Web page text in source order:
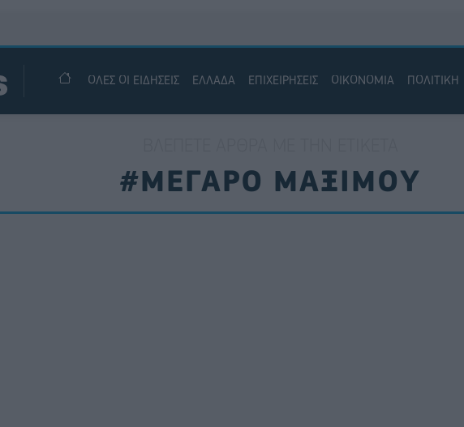
ΟΛΕΣ ΟΙ ΕΙΔΗΣΕΙΣ ΕΛΛΑΔΑ ΕΠΙΧΕΙΡΗΣΕΙΣ ΟΙΚΟΝΟΜΙΑ ΠΟΛΙΤΙΚΗ
#ΜΕΓΑΡΟ ΜΑΞΙΜΟΥ